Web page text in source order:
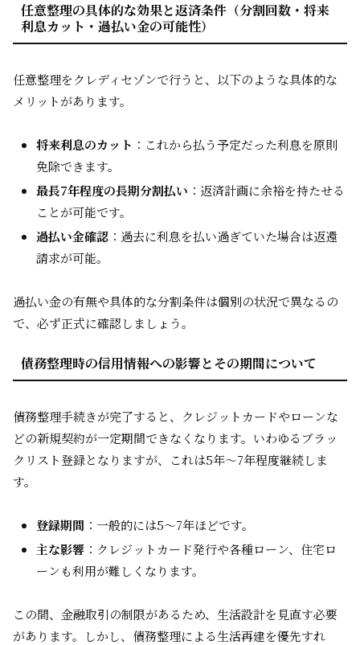
任意整理の具体的な効果と返済条件（分割回数・将来
利息カット・過払い金の可能性）
任意整理をクレディセゾンで行うと、以下のような具体的な
メリットがあります。
将来利息のカット ：これから払う予定だった利息を原則
免除できます。
最長7年程度の長期分割払い ：返済計画に余裕を持たせる
ことが可能です。
過払い金確認 ：過去に利息を払い過ぎていた場合は返還
請求が可能。
過払い金の有無や具体的な分割条件は個別の状況で異なるの
で、必ず正式に確認しましょう。
債務整理時の信用情報への影響とその期間について
債務整理手続きが完了すると、クレジットカードやローンな
どの新規契約が一定期間できなくなります。いわゆるブラッ
クリスト登録となりますが、これは5年～7年程度継続しま
す。
登録期間 ：一般的には5〜7年ほどです。
主な影響 ：クレジットカード発行や各種ローン、住宅ロ
ーンも利用が難しくなります。
この間、金融取引の制限があるため、生活設計を見直す必要
があります。しかし、債務整理による生活再建を優先すれ